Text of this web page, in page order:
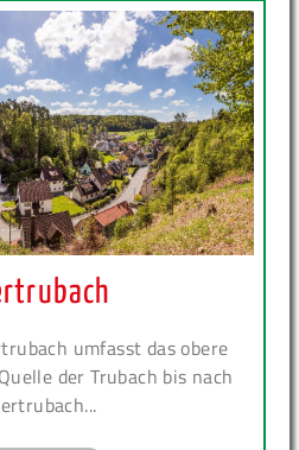
umfasst das obere
der Trubach bis nach